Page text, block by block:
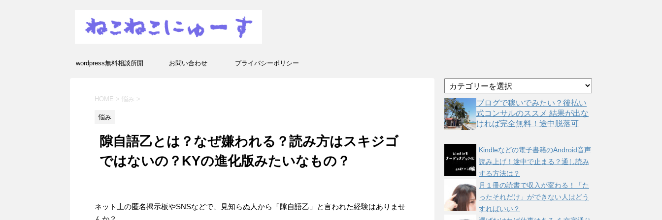
wordpress無料相談所開
ます！
お問い合わせ プライバシーポリシー
HOME > 悩み >
悩み
隙自語乙とは？なぜ嫌われる？読み方はスキジゴ
ではないの？KYの進化版みたいなもの？
ネット上の匿名掲示板やSNSなどで、見知らぬ人から「隙自語乙」と言われた経験はありませ
テ
ゴ
リ
ー
ブログで稼いでみたい？後払い
式コンサルのススメ 結果が出な
ければ完全無料！途中脱落可
Kindleなどの電子書籍のAndroid音声
読み上げ！途中で止まる？通し読み
する方法は？
月１冊の読書で収入が変わる！「た
ったそれだけ」ができない人はどう
すればいい？